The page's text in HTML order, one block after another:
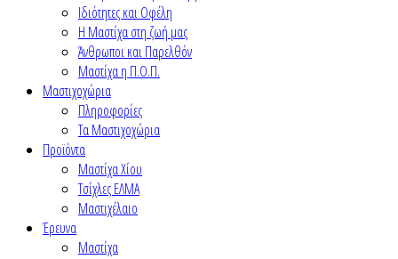
Ιδιότητες και Οφέλη
Η Μαστίχα στη ζωή μας
Άνθρωποι και Παρελθόν
Μαστίχα η Π.Ο.Π.
Μαστιχοχώρια
Πληροφορίες
Τα Μαστιχοχώρια
Προϊόντα
Μαστίχα Χίου
Τσίχλες ΕΛΜΑ
Μαστιχέλαιο
Έρευνα
Μαστίχα